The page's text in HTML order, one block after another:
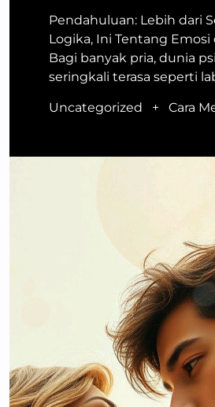
Pendahuluan: Lebih dari
Logika, Ini Tentang Emosi
Bagi banyak pria, dunia
seringkali terasa seperti
Uncategorized + Cara